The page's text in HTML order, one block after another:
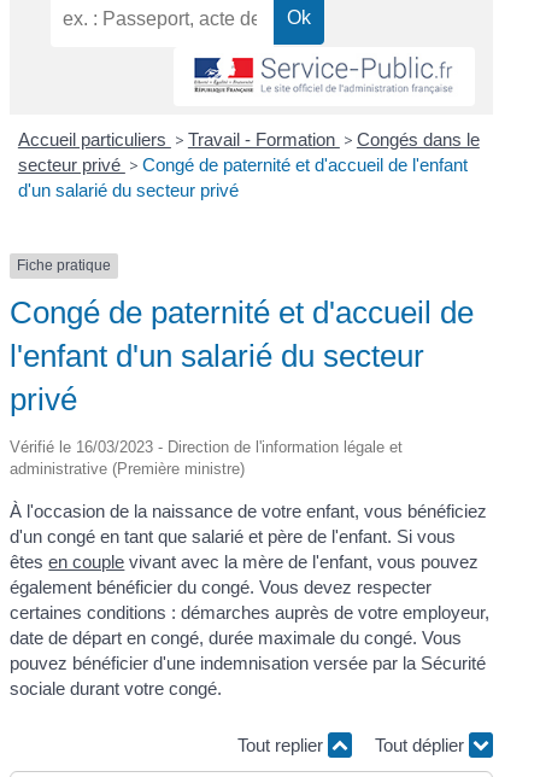
Accueil particuliers > Travail - Formation > Congés dans le
secteur privé > Congé de paternité et d'accueil de l'enfant
d'un salarié du secteur privé
Fiche pratique
Congé de paternité et d'accueil de
l'enfant d'un salarié du secteur
privé
Vérifié le 16/03/2023 - Direction de l'information légale et
administrative (Première ministre)
À l'occasion de la naissance de votre enfant, vous bénéficiez
d'un congé en tant que salarié et père de l'enfant. Si vous
êtesen couple vivant avec la mère de l'enfant, vous pouvez
également bénéficier du congé. Vous devez respecter
certaines conditions : démarches auprès de votre employeur,
date de départ en congé, durée maximale du congé. Vous
pouvez bénéficier d'une indemnisation versée par la Sécurité
sociale durant votre congé.
Tout replier Tout déplier